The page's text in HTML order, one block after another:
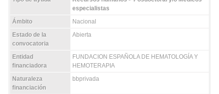
especialistas
Ámbito
Nacional
Estado de la
convocatoria
Abierta
Entidad
financiadora
FUNDACION ESPAÑOLA DE HEMATOLOGÍA Y
HEMOTERAPIA
Naturaleza
financiación
bbprivada